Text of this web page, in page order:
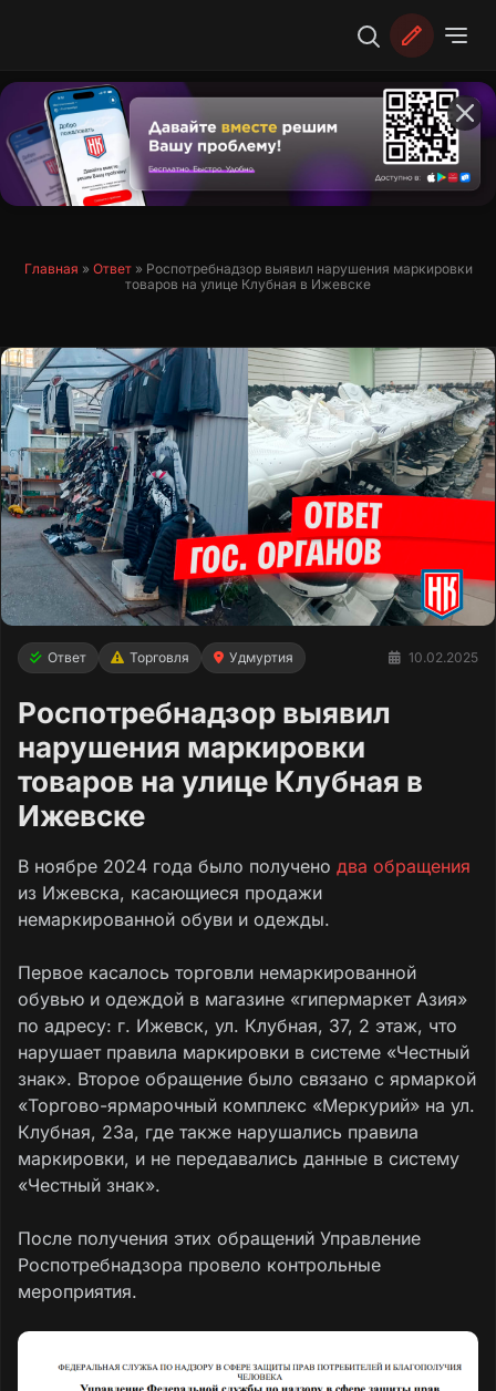
Главная » Ответ» Роспотребнадзор выявил нарушения маркировки
товаров на улице Клубная в Ижевске
Ответ Торговля Удмуртия 10.02.2025
Роспотребнадзор выявил
нарушения маркировки
товаров на улице Клубная в
Ижевске
В ноябре 2024 года было получено два обращения
из Ижевска, касающиеся продажи
немаркированной обуви и одежды.
Первое касалось торговли немаркированной
обувью и одеждой в магазине «гипермаркет Азия»
по адресу: г. Ижевск, ул. Клубная, 37, 2 этаж, что
нарушает правила маркировки в системе «Честный
знак». Второе обращение было связано с ярмаркой
«Торгово-ярмарочный комплекс «Меркурий» на ул.
Клубная, 23а, где также нарушались правила
маркировки, и не передавались данные в систему
«Честный знак».
После получения этих обращений Управление
Роспотребнадзора провело контрольные
мероприятия.